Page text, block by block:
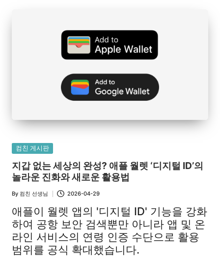
Posted
in
컴친 게시판
지갑 없는 세상의 완성? 애플 월렛 ‘디지털 ID’의
놀라운 진화와 새로운 활용법
Posted
by
By 컴친 선생님 2026-04-29
애플이 월렛 앱의 '디지털 ID' 기능을 강화
하여 공항 보안 검색뿐만 아니라 앱 및 온
라인 서비스의 연령 인증 수단으로 활용
범위를 공식 확대했습니다.